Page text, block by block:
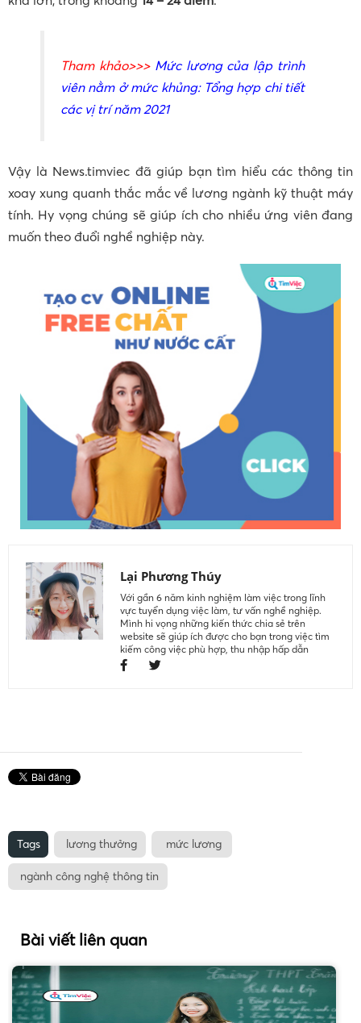
Tham khảo>>> Mức lương của lập trình
viên nằm ở mức khủng: Tổng hợp chi tiết
các vị trí năm 2021
Vậy là News.timviec đã giúp bạn tìm hiểu các thông tin
xoay xung quanh thắc mắc về lương ngành kỹ thuật máy
tính. Hy vọng chúng sẽ giúp ích cho nhiều ứng viên đang
muốn theo đuổi nghề nghiệp này.
Lại Phương Thúy
Với gần 6 năm kinh nghiệm làm việc trong lĩnh
vực tuyển dụng việc làm, tư vấn nghề nghiệp.
Mình hi vọng những kiến thức chia sẻ trên
website sẽ giúp ích được cho bạn trong việc tìm
kiếm công việc phù hợp, thu nhập hấp dẫn
Tags lương thưởng mức lương
ngành công nghệ thông tin
Bài viết liên quan